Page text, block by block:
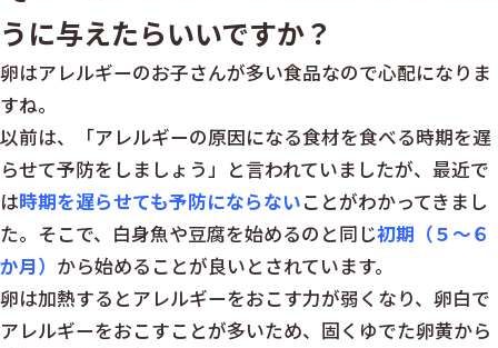
うに与えたらいいですか？
卵はアレルギーのお子さんが多い食品なので心配になりま
すね。
以前は、「アレルギーの原因になる食材を食べる時期を遅
らせて予防をしましょう」と言われていましたが、最近で
は時期を遅らせても予防にならないことがわかってきまし
た。そこで、白身魚や豆腐を始めるのと同じ初期（５～６
か月） から始めることが良いとされています。
卵は加熱するとアレルギーをおこす力が弱くなり、卵白で
アレルギーをおこすことが多いため、固くゆでた卵黄から